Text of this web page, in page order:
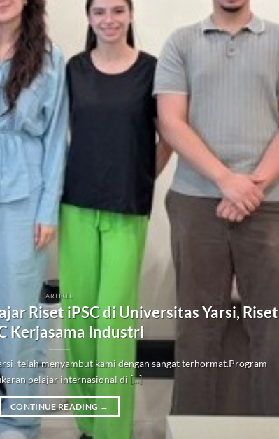
ARTIKEL
Riset iPSC di Universitas Yarsi, Riset
Kerjasama Industri
telah menyambut kami dengan sangat terhormat.Program
pelajar internasional di [...]
CONTINUE READING →